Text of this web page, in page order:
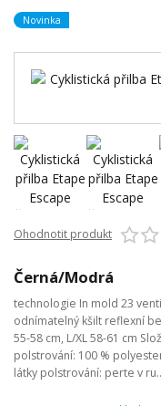
Novinka
Ohodnotit produkt
Černá/Modrá
technologie In mold 23
odnímatelný kšilt reflexní
55-58 cm, L/XL 58-61 cm
polstrování: 100 %
látky polstrování: perte v